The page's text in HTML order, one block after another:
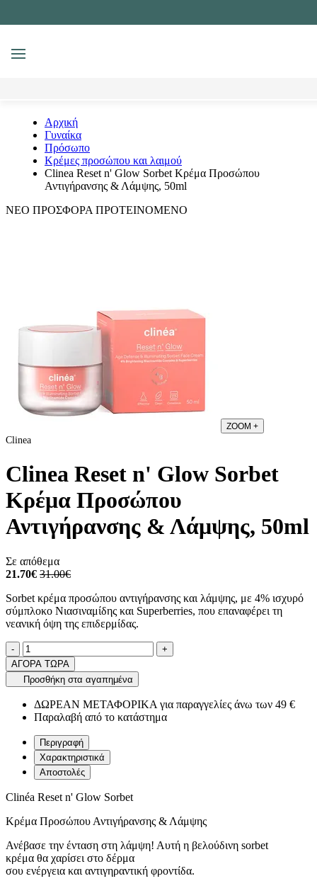
MENU
Αρχική
Γυναίκα
Πρόσωπο
Κρέμες προσώπου και λαιμού
Clinea Reset n' Glow Sorbet Κρέμα Προσώπου
Αντιγήρανσης & Λάμψης, 50ml
ΝΕΟ ΠΡΟΣΦΟΡΑ ΠΡΟΤΕΙΝΟΜΕΝΟ
ZOOM +
Clinea
Clinea Reset n' Glow Sorbet
Κρέμα Προσώπου
Αντιγήρανσης & Λάμψης, 50ml
Σε απόθεμα
21.70€ 31.00€
Sorbet κρέμα προσώπου αντιγήρανσης και λάμψης, με 4% ισχυρό
σύμπλοκο Νιασιναμίδης και Superberries, που επαναφέρει τη
νεανική όψη της επιδερμίδας.
Ποσότητα
-product.increase.quantity +
ΑΓΟΡΑ ΤΩΡΑ
Προσθήκη στα αγαπημένα
ΔΩΡΕΑΝ ΜΕΤΑΦΟΡΙΚΑ για παραγγελίες άνω των 49 €
Παραλαβή από το κατάστημα
Περιγραφή
Χαρακτηριστικά
Αποστολές
Clinéa Reset n' Glow Sorbet
Κρέμα Προσώπου Αντιγήρανσης & Λάμψης
Ανέβασε την ένταση στη λάμψη! Αυτή η βελούδινη sorbet
κρέμα θα χαρίσει στο δέρμα
σου ενέργεια και αντιγηραντική φροντίδα.